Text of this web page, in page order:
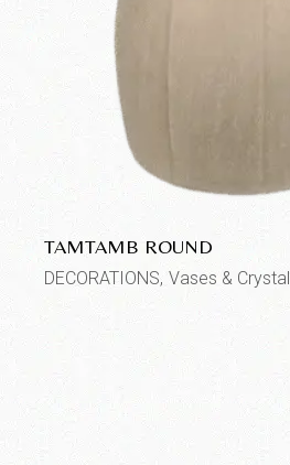
TAMTAMB ROUND
DECORATIONS Vases & Crystal